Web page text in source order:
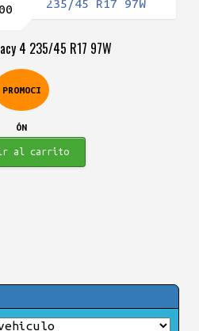
4 235/45 R17 97W
PROMOCI
ÓN
actual
es:
$798.900.
al carrito